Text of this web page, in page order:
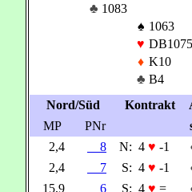
♣ 1083
♠ 1063
♥
♦ K10
♣ B4
Nord/Süd
Kontrakt
MP
PNr
2,4
8 N: 4 ♥ -1
2,4
7 S: 4 ♥ -1
15,9
6 S: 4 ♥ =